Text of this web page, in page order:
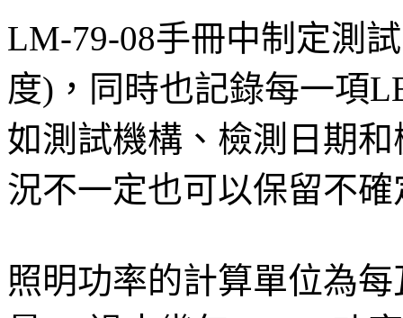
LM-79-08手冊中制定測
度)，同時也記錄每一項
如測試機構、檢測日期
況不一定也可以保留不
照明功率的計算單位為